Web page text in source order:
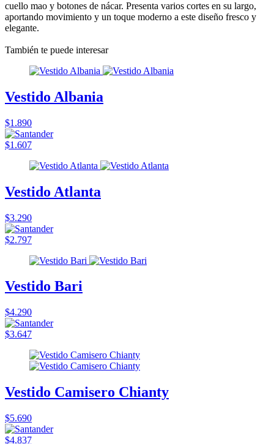
cuello mao y botones de nácar. Presenta varios cortes en su largo,
aportando movimiento y un toque moderno a este diseño fresco y
elegante.
También te puede interesar
Vestido Albania
$1.890
$1.607
Vestido Atlanta
$3.290
$2.797
Vestido Bari
$4.290
$3.647
Vestido Camisero Chianty
$5.690
$4.837